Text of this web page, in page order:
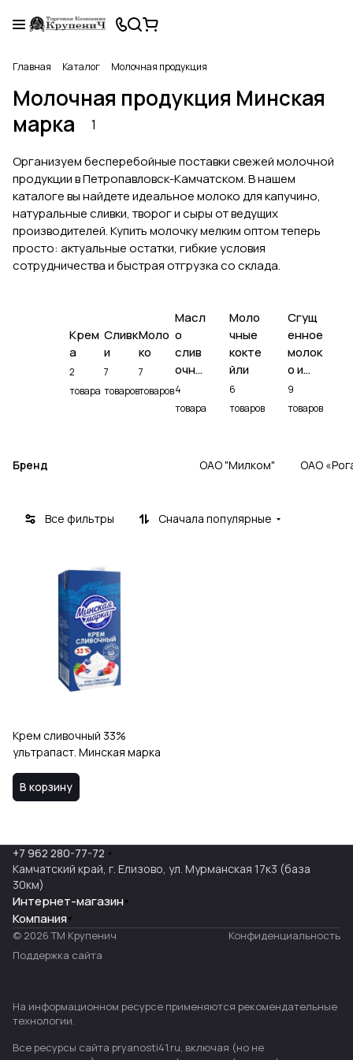
Главная Каталог Молочная продукция
Молочная продукция Минская
марка
1
Организуем бесперебойные поставки свежей молочной
продукции в Петропавловск-Камчатском. В нашем
каталоге вы найдете идеальное молоко для капучино,
натуральные сливки, творог и сыры от ведущих
производителей. Купить молочку мелким оптом теперь
просто: актуальные остатки, гибкие условия
сотрудничества и быстрая отгрузка со склада.
Крем
а
2
товара
Сливк
и
7
товаров
Моло
ко
7
товаров
Масл
о
слив
очно
е
4
товара
Моло
чные
кокте
йли
6
товаров
Сгущ
енное
молок
о и
сливк
и
9
товаров
Бренд ОАО "Милком" ОАО
Все фильтры Сначала популярные
Крем сливочный 33%
ультрапаст. Минская марка
В корзину
+7 962 280-77-72
Камчатский край, г. Елизово, ул. Мурманская 17к3 (база
30км)
Интернет-магазин
Компания
© 2026 ТМ Крупенич
Конфиденциальность
Поддержка сайта
На информационном ресурсе применяются рекомендательные
технологии.
Все ресурсы сайта pryanosti41.ru, включая (но не